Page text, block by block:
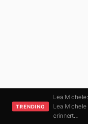
TRENDING
Lea Michele:
Lea Michele
erinnert…